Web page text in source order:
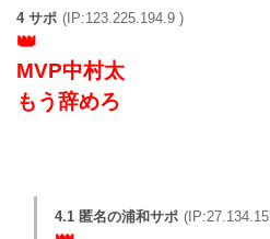
4 サポ (IP:123.225.194.9 )
MVP中村太
もう辞めろ
4.1 匿名の浦和サポ